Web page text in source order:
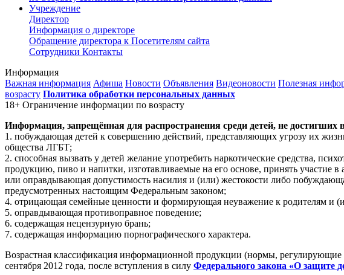
Учреждение
Директор
Информация о директоре
Обращение директора к Посетителям сайта
Сотрудники Контакты
Информация
Важная информация Афиша Новости Объявления Видеоновости Полезная
возрасту Политика обработки персональных данных
18+ Ограничение информации по возрасту
Информация, запрещённая для распространения среди детей, не достигших
1. побуждающая детей к совершению действий, представляющих угрозу их
общества ЛГБТ;
2. способная вызвать у детей желание употребить наркотические средства,
продукцию, пиво и напитки, изготавливаемые на его основе, принять участие
или оправдывающая допустимость насилия и (или) жестокости либо
предусмотренных настоящим Федеральным законом;
4. отрицающая семейные ценности и формирующая неуважение к родителям и
5. оправдывающая противоправное поведение;
6. содержащая нецензурную брань;
7. содержащая информацию порнографического характера.
Возрастная классификация информационной продукции (нормы,
сентября 2012 года, после вступления в силу Федерального закона «О защите